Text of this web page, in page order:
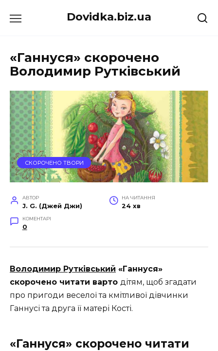
до
Dovidka.biz.ua
«Ганнуся» скорочено
Володимир Рутківський
СКОРОЧЕНО ТВОРИ
АВТОР
J. G. (Джей Джи)
НА ЧИТАННЯ
24 хв
КОМЕНТАРІ
0
Володимир Рутківський «Ганнуся»
скорочено читати варто дітям, щоб згадати
про пригоди веселої та кмітливої дівчинки
Ганнусі та друга її матері Кості.
«Ганнуся» скорочено читати